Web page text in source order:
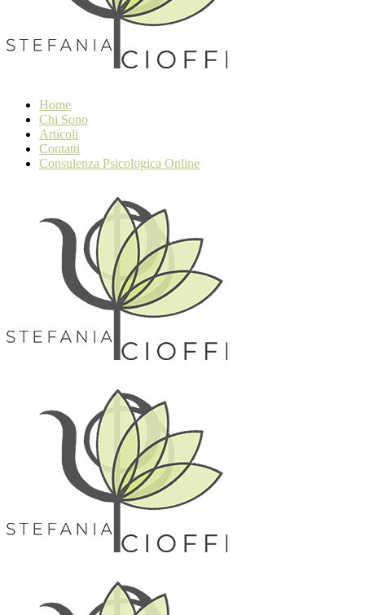
Home
Chi Sono
Articoli
Contatti
Consulenza Psicologica Online